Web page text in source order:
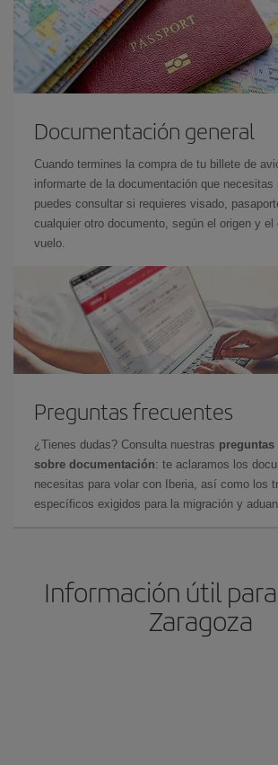
Documentación general
Cuando termines la compra de tu billete de
informarte de la documentación que necesitas
puedes consultar si requieres visado,
cualquier otro documento, según el origen y el
vuelo.
Preguntas frecuentes
¿Tienes dudas? Consulta nuestras preguntas
sobre documentación: te aclaramos los
necesitas para volar con Iberia, así como los
específicos exigidos para la migración y
Información útil
Zaragoza